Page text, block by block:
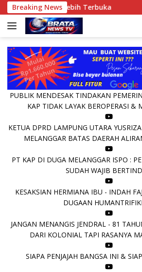
Langsung
ke
konten
Breaking News
Lebih Terbuka MODEL
PUBLIK MENDESAK TINDAKAN
KAP TIDAK LAYAK BEROPERASI &
KETUA DPRD LAMPUNG UTARA
MELANGGAR BATAS DAERAH
PT KAP DI DUGA MELANGGAR ISPO :
SUDAH WAJIB
KESAKSIAN HERMIANA IBU - INDAH
DUGAAN
JANGAN MENANGIS JENDRAL - 81
DARI KOLONIAL TAPI RASANYA
SIAPA PENJAJAH BANGSA INI &